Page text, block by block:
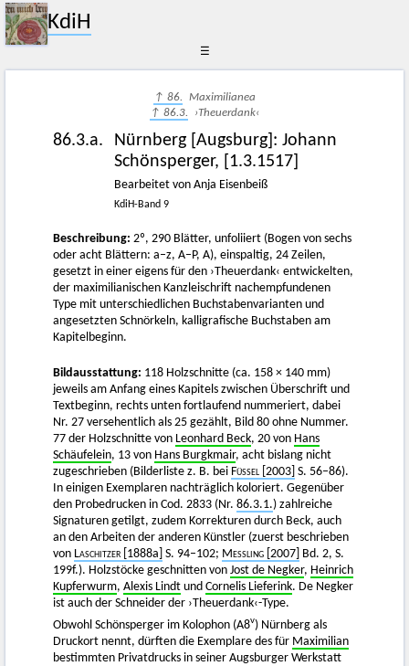
KdiH
☰
↑ 86. Maximilianea
↑ 86.3. ›Theuerdank‹
86.3.a. Nürnberg [Augsburg] : Johann
Schönsperger, [1.3.1517]
Bearbeitet von Anja Eisenbeiß
KdiH-Band 9
Beschreibung: 2º, 290 Blätter, unfoliiert (Bogen von sechs
oder acht Blättern: a–z, A–P, A), einspaltig, 24 Zeilen,
gesetzt in einer eigens für den ›Theuerdank‹ entwickelten,
der maximilianischen Kanzleischrift nachempfundenen
Type mit unterschiedlichen Buchstabenvarianten und
angesetzten Schnörkeln, kalligrafische Buchstaben am
Kapitelbeginn.
Bildausstattung: 118 Holzschnitte (ca. 158 × 140 mm)
jeweils am Anfang eines Kapitels zwischen Überschrift und
Textbeginn, rechts unten fortlaufend nummeriert, dabei
Nr. 27 versehentlich als 25 gezählt, Bild 80 ohne Nummer.
77 der Holzschnitte von Leonhard Beck, 20 von Hans
Schäufelein, 13 von Hans Burgkmair, acht bislang nicht
zugeschrieben (Bilderliste z. B. bei Füssel [2003] S. 56–86).
In einigen Exemplaren nachträglich koloriert. Gegenüber
den Probedrucken in Cod. 2833 (Nr. 86.3.1.) zahlreiche
Signaturen getilgt, zudem Korrekturen durch Beck, auch
an den Arbeiten der anderen Künstler (zuerst beschrieben
von Laschitzer [1888a] S. 94–102; Messling [2007] Bd. 2, S.
199f.). Holzstöcke geschnitten von Jost de Negker, Heinrich
Kupferwurm, Alexis Lindt und Cornelis Lieferink. De Negker
ist auch der Schneider der ›Theuerdank‹-Type.
Obwohl Schönsperger im Kolophon (A8v) Nürnberg als
Druckort nennt, dürften die Exemplare des für Maximilian
bestimmten Privatdrucks in seiner Augsburger Werkstatt